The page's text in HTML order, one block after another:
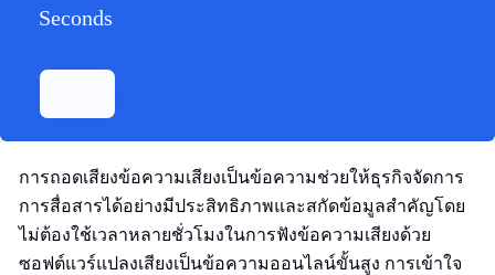
Seconds
การถอดเสียงข้อความเสียงเป็นข้อความช่วยให้ธุรกิจจัดการ
การสื่อสารได้อย่างมีประสิทธิภาพและสกัดข้อมูลสำคัญโดย
ไม่ต้องใช้เวลาหลายชั่วโมงในการฟังข้อความเสียงด้วย
ซอฟต์แวร์แปลงเสียงเป็นข้อความออนไลน์ขั้นสูง การเข้าใจ